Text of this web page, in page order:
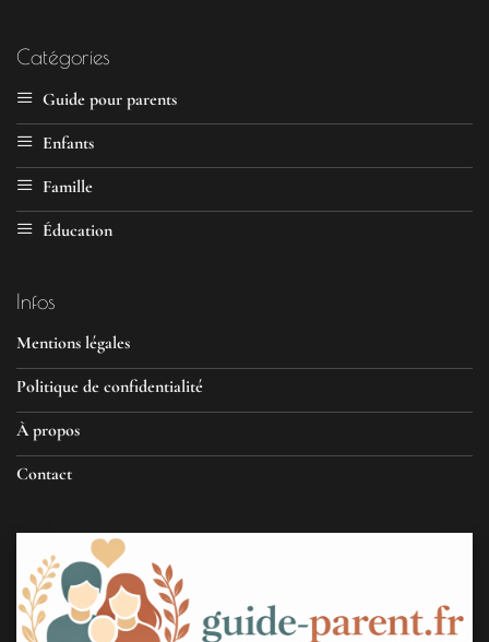
Catégories
Guide pour parents
Enfants
Famille
Éducation
Infos
Mentions légales
Politique de confidentialité
À propos
Contact